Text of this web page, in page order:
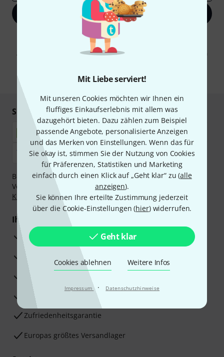
Mit Liebe serviert!
Mit unseren Cookies möchten wir Ihnen ein
fluffiges Einkaufserlebnis mit allem was
dazugehört bieten. Dazu zählen zum Beispiel
passende Angebote, personalisierte Anzeigen
und das Merken von Einstellungen. Wenn das für
Sie okay ist, stimmen Sie der Nutzung von Cookies
für Präferenzen, Statistiken und Marketing
einfach durch einen Klick auf „Geht klar“ zu (alle
anzeigen).
Sie können Ihre erteilte Zustimmung jederzeit
über die Cookie-Einstellungen (hier) widerrufen.
Geht klar
Cookies ablehnen Weitere Infos
Impressum · Datenschutzhinweise
Jetzt anmelden
Mit Klick auf „Jetzt anmelden“ stimmen Sie dem Erhalt von E-Mail-
Werbung und einer Messung des E-Mail-Nutzungsverhaltens zu. Die
Abmeldung ist jederzeit möglich. Weitere Informationen finden Sie in
* Pflichtfeld
Sicher einkaufen & bezahlen
Bezahlen Sie vertraulich und sicher per Nachnahme,
Vorkasse, PayPal, Amazon Pay,Klarna Sofort bezahlen
Klarna Ratenzahlungoder Kreditkarte.
Ihre Vorteile
3 Jahre Thomann Garantie
30 Tage Money-Back-Garantie
Beratung durch Fachexperten
Zufriedenheitsgarantie
Europas größtes Versandlager